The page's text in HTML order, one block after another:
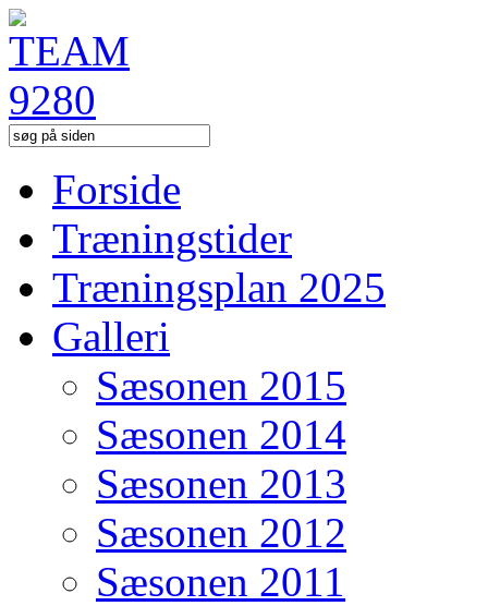
Forside
Træningstider
Træningsplan 2025
Galleri
Sæsonen 2015
Sæsonen 2014
Sæsonen 2013
Sæsonen 2012
Sæsonen 2011